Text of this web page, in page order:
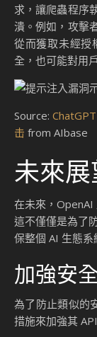
其他
望
知的問題，還需
術層面的改進，